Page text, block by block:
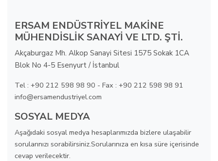
ERSAM ENDÜSTRİYEL MAKİNE
MÜHENDİSLİK SANAYİ VE LTD. ŞTİ.
Akçaburgaz Mh. Alkop Sanayi Sitesi 1575 Sokak 1CA
Blok No 4-5 Esenyurt / İstanbul
Tel : +90 212 598 98 90 - Fax : +90 212 598 98 91
info@ersamendustriyel.com
SOSYAL MEDYA
Aşağıdaki sosyal medya hesaplarımızda bizlere ulaşabilir
sorularınızı sorabilirsiniz.Sorularınıza en kısa süre içerisinde
cevap verilecektir.